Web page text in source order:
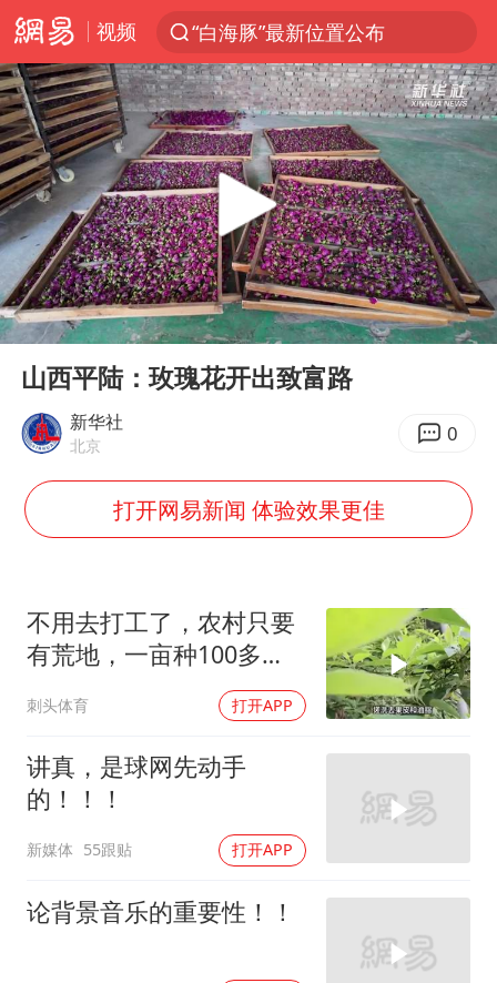
视频
“白海豚”最新位置公布
光影经济撬动暑期消费新蓝海
白海豚10级风圈已触及浙江台州
以军士兵把枪口对准中国记者
谢霆锋演唱会隔空祝王菲生日快乐
方桃子代言广告视频已下架
河南警方公开征集黑恶犯罪线索
辽宁省深化扫黑除恶专项斗争
生产也能“拼单”了
央视新主播李秋莹孙亚鹏亮相
吴宜泽回应晋级中国赛16强
河南刑案嫌犯被抓 逃窜时伤害多人
娜扎称眼睛恢复情况不太妙
三警齐发！多地10级以上雷暴大风
乐享全民健身 共筑健康中国
Play
00:00 01:23
山西平陆：玫瑰花开出致富路
新华社
北京 0
打开网易新闻 体验效果更佳
不用去打工了，农村只要
有荒地，一亩种100多
刺头体育 打开APP
讲真，是球网先动手
的！！！
新媒体 55跟贴 打开APP
论背景音乐的重要性！！